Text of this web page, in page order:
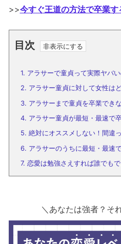
>>今すぐ王道の方法で卒業す
目次
1. アラサーで童貞って実際ヤバ
2. アラサー童貞に対して女性は
3. アラサーまで童貞を卒業でき
4. アラサー童貞が最短・最速で
5. 絶対にオススメしない！間違
6. アラサーのうちに最短・最速
7. 恋愛は勉強さえすれば誰でも
＼あなたは強者？そ